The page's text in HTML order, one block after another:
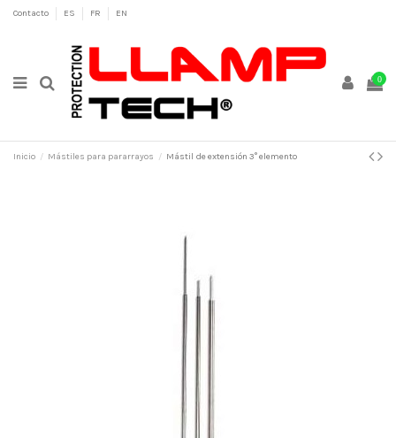
Contacto ES FR EN
0
Inicio Mástiles para pararrayos Mástil de extensión 3° elemento